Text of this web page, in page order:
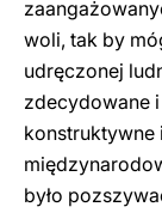
woli, tak by
udręczonej
zdecydowane
konstruktywne
było